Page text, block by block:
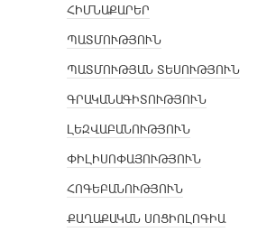
ՀԻՄՆԱՔԱՐԵՐ
ՊԱՏՄՈՒԹՅՈՒՆ
ՊԱՏՄՈՒԹՅԱՆ ՏԵՍՈՒԹՅՈՒՆ
ԳՐԱԿԱՆԱԳԻՏՈՒԹՅՈՒՆ
ԼԵԶՎԱԲԱՆՈՒԹՅՈՒՆ
ՓԻԼԻՍՈՓԱՅՈՒԹՅՈՒՆ
ՀՈԳԵԲԱՆՈՒԹՅՈՒՆ
ՔԱՂԱՔԱԿԱՆ ՍՈՑԻՈԼՈԳԻԱ